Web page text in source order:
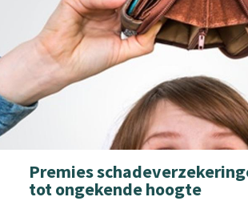
Premies
tot ongekende hoogte